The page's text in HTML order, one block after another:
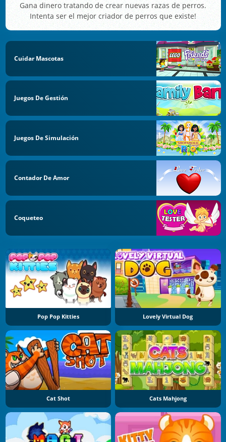
Gana dinero tratando de crear nuevas razas de perros.
Intenta ser el mejor criador de perros que existe!
Cuidar Mascotas
Juegos De Gestión
Juegos De Simulación
Contador De Amor
Coqueteo
Pop Pop Kitties Lovely Virtual Dog
Cat Shot Cats Mahjong